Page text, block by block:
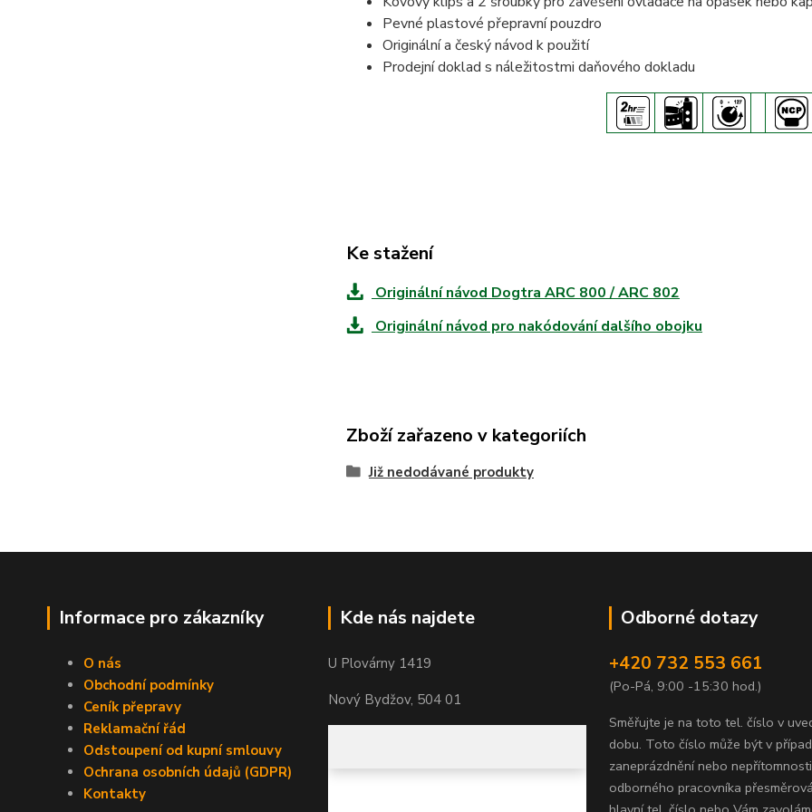
Pevné plastové přepravní pouzdro
Originální a český návod k použití
Prodejní doklad s náležitostmi daňového dokladu
Ke stažení
Originální návod Dogtra ARC 800 / ARC 802
Originální návod pro nakódování dalšího obojku
Zboží zařazeno v kategoriích
Již nedodávané produkty
Informace pro zákazníky
O nás
Obchodní podmínky
Ceník přepravy
Reklamační řád
Odstoupení od kupní smlouvy
Ochrana osobních údajů (GDPR)
Kontakty
Kde nás najdete
U Plovárny 1419
Nový Bydžov, 504 01
Odborné dotazy
+420 732 553 661
(Po-Pá, 9:00 -15:30 hod.)
Směřujte je na toto tel. číslo v
dobu. Toto číslo může být v
zaneprázdnění nebo nepřítomnosti
odborného pracovníka